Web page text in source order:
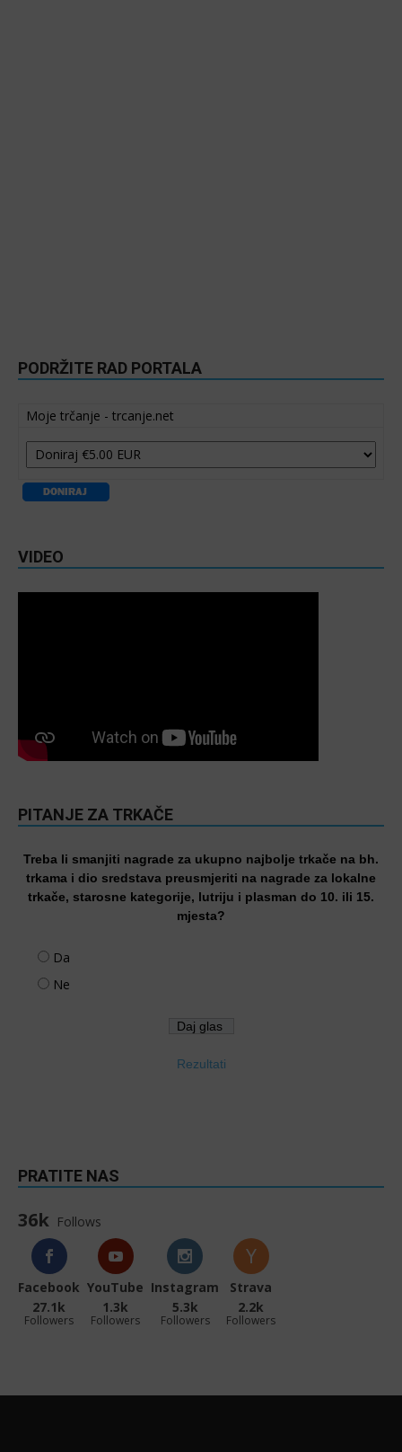
PODRŽITE RAD PORTALA
Moje trčanje - trcanje.net
VIDEO
PITANJE ZA TRKAČE
Treba li smanjiti nagrade za ukupno najbolje trkače na bh.
trkama i dio sredstava preusmjeriti na nagrade za lokalne
trkače, starosne kategorije, lutriju i plasman do 10. ili 15.
mjesta?
Da
Ne
Rezultati
PRATITE NAS
36k Follows
Facebook
27.1k
Followers
YouTube
1.3k
Followers
Instagram
5.3k
Followers
Strava
2.2k
Followers